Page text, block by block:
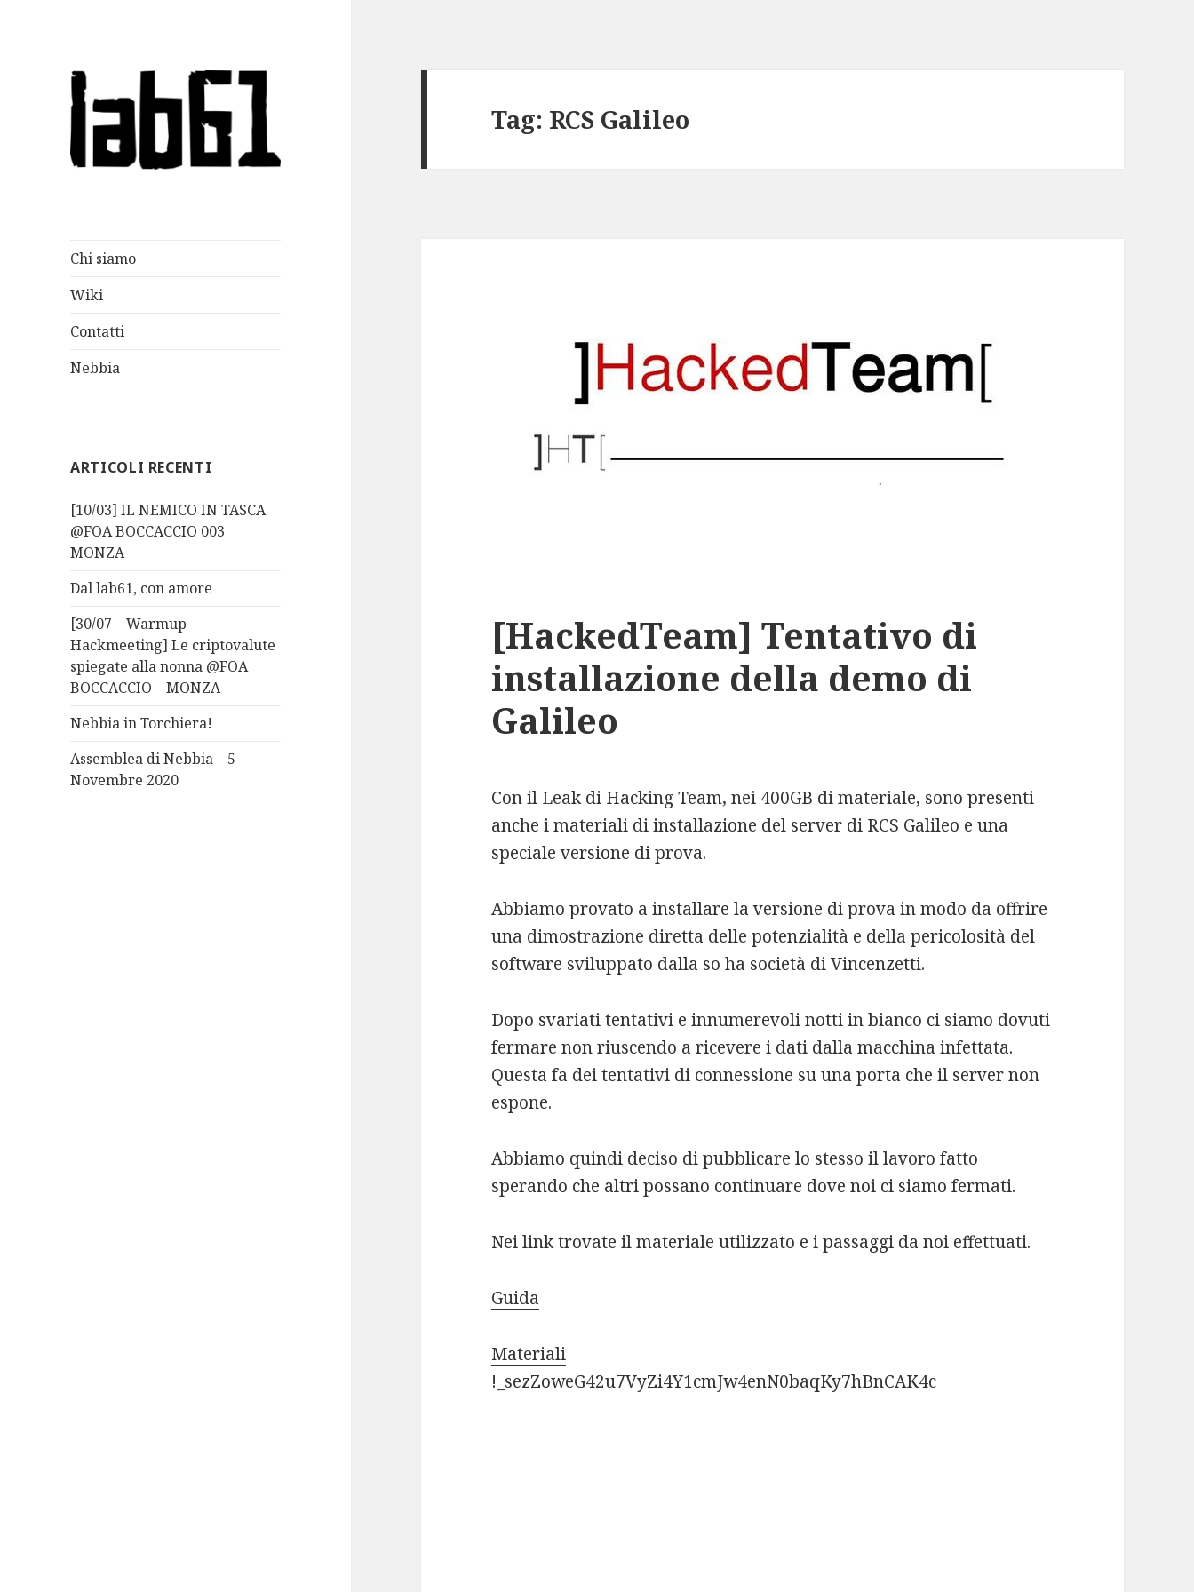
Chi siamo
Wiki
Contatti
Nebbia
ARTICOLI RECENTI
[10/03] IL NEMICO IN TASCA
@FOA BOCCACCIO 003
MONZA
Dal lab61, con amore
[30/07 – Warmup
Hackmeeting] Le criptovalute
spiegate alla nonna @FOA
BOCCACCIO – MONZA
Nebbia in Torchiera!
Assemblea di Nebbia – 5
Novembre 2020
Tag: RCS Galileo
[HackedTeam] Tentativo di
installazione della demo di
Galileo
Con il Leak di Hacking Team, nei 400GB di materiale, sono presenti
anche i materiali di installazione del server di RCS Galileo e una
speciale versione di prova.
Abbiamo provato a installare la versione di prova in modo da offrire
una dimostrazione diretta delle potenzialità e della pericolosità del
software sviluppato dalla so ha società di Vincenzetti.
Dopo svariati tentativi e innumerevoli notti in bianco ci siamo dovuti
fermare non riuscendo a ricevere i dati dalla macchina infettata.
Questa fa dei tentativi di connessione su una porta che il server non
espone.
Abbiamo quindi deciso di pubblicare lo stesso il lavoro fatto
sperando che altri possano continuare dove noi ci siamo fermati.
Nei link trovate il materiale utilizzato e i passaggi da noi effettuati.
Guida
Materiali
!_sezZoweG42u7VyZi4Y1cmJw4enN0baqKy7hBnCAK4c